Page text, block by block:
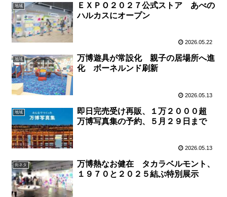
地域
ＥＸＰＯ２０２７公式ストア あべの
ハルカスにオープン
2026.05.22
地域
万博遊具が常設化 親子の居場所へ進
化 ボーネルンド刷新
2026.05.13
地域
即日完売受け再販、１万２０００超
万博写真集の予約、５月２９日まで
2026.05.13
街ネタ
万博熱なお健在 タカラベルモント、
１９７０と２０２５結ぶ特別展示